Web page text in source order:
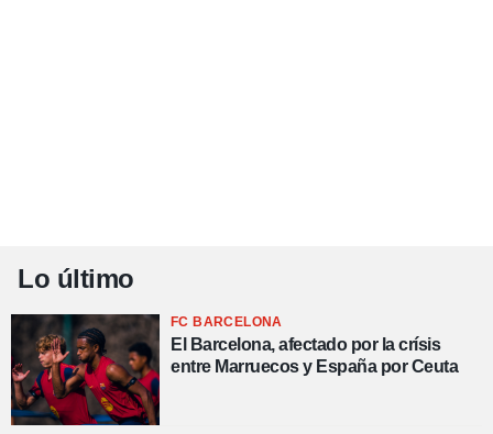
Lo último
FC BARCELONA
El Barcelona, afectado por la crísis
entre Marruecos y España por Ceuta